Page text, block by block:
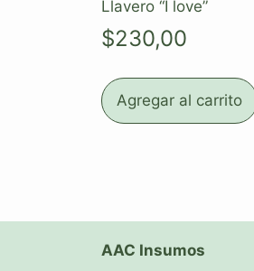
Llavero “I love”
$230,00
Agregar al carrito
AAC Insumos